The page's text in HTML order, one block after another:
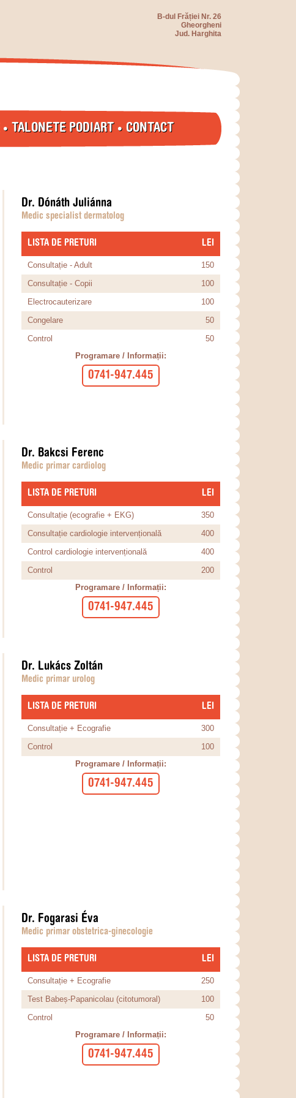
B-dul Frăției Nr. 26
Gheorgheni
Jud. Harghita
• TALONETE PODIART • CONTACT
Dr. Dónáth Juliánna
Medic specialist dermatolog
LISTA DE PRETURI ​LEI
Consultație - Adult
150
Consultație - Copii
100
Electrocauterizare
100
Congelare
50
Control
50
Programare / Informații:
0741-947.445
Dr. Bakcsi Ferenc
Medic primar cardiolog
LISTA DE PRETURI ​LEI
Consultație (ecografie + EKG)
350
Consultație cardiologie intervențională
400
Control cardiologie intervențională
400
Control
200
Programare / Informații:
0741-947.445
Dr. Lukács Zoltán
Medic primar urolog
LISTA DE PRETURI ​LEI
Consultație + Ecografie
300
Control
100
Programare / Informații:
0741-947.445
Dr. Fogarasi Éva
Medic primar obstetrica-ginecologie
LISTA DE PRETURI ​LEI
Consultație + Ecografie
250
Test Babeș-Papanicolau (citotumoral)
100
Control
50
Programare / Informații:
0741-947.445